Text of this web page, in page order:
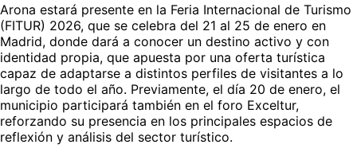
Arona estará presente en la Feria Internacional de Turismo
(FITUR) 2026, que se celebra del 21 al 25 de enero en
Madrid, donde dará a conocer un destino activo y con
identidad propia, que apuesta por una oferta turística
capaz de adaptarse a distintos perfiles de visitantes a lo
largo de todo el año. Previamente, el día 20 de enero, el
municipio participará también en el foro Exceltur,
reforzando su presencia en los principales espacios de
reflexión y análisis del sector turístico.